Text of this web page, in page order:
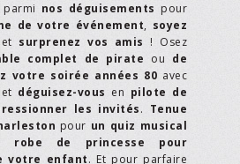
nos déguisements pour
de votre événement, soyez
et surprenez vos amis ! Osez
complet de pirate ou de
votre soirée années 80 avec
et déguisez-vous en pilote de
les invités. Tenue
pour un quiz musical
robe de princesse pour
votre enfant. Et pour parfaire